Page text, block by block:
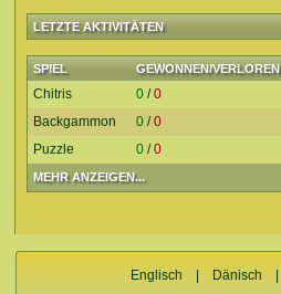
LETZTE AKTIVITÄTEN
SPIEL GEWONNEN/VERLOREN
MEHR ANZEIGEN...
Chitris 0 /0
Backgammon
0 /0
Puzzle
0 /0
Englisch Dänisch